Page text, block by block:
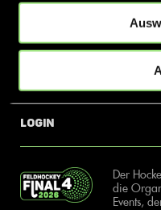
Hockeyliga organisiert,
News
Login
Der
die
Events,